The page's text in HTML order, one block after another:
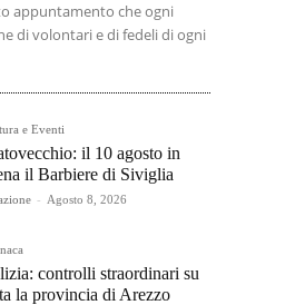
appuntamento che ogni
di volontari e di fedeli di ogni
e Eventi
il 10 agosto in
il Barbiere di Siviglia
- Agosto 8, 2026
controlli straordinari su
la provincia di Arezzo